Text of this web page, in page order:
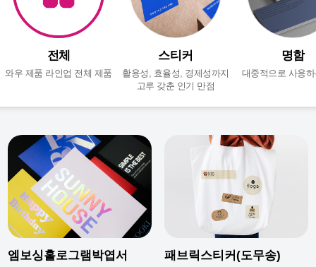
전체
와우 제품 라인업 전체 제품
스티커
활용성, 효율성, 경제성까지
고루 갖춘 인기 만점
명함
대중적으로 사용
엠보싱홀로그램박엽서 패브릭스티커(도무송)